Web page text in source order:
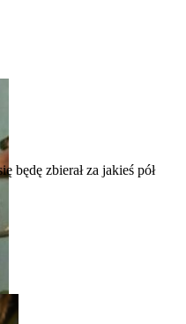
będę zbierał za jakieś pół